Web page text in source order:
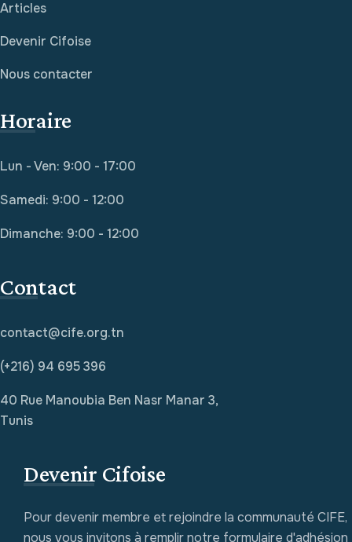
Articles
Devenir Cifoise
Nous contacter
Horaire
Lun - Ven: 9:00 - 17:00
Samedi: 9:00 - 12:00
Dimanche: 9:00 - 12:00
Contact
contact@cife.org.tn
(+216) 94 695 396
40 Rue Manoubia Ben Nasr Manar 3,
Tunis
Devenir Cifoise
Pour devenir membre et rejoindre la communauté CIFE,
nous vous invitons à remplir notre formulaire d'adhésion